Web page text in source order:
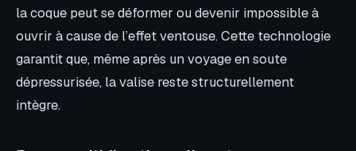
la coque peut se déformer ou devenir impossible à
ouvrir à cause de l’effet ventouse. Cette technologie
garantit que, même après un voyage en soute
dépressurisée, la valise reste structurellement
intègre.